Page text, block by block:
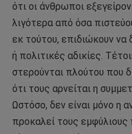
ότι οι άνθρωποι
λιγότερα από όσα
εκ τούτου, επιδιώκουν να
ή πολιτικές αδικίες.
στερούνται πλούτου που
ότι τους αρνείται η
Ωστόσο, δεν είναι μόνο η
προκαλεί τους